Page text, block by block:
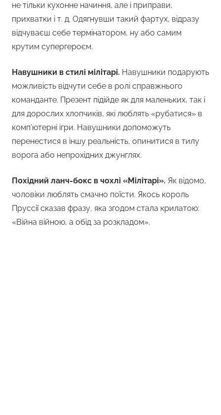
не тільки кухонне начиння, але і приправи,
прихватки і т. д. Одягнувши такий фартух, відразу
відчуваєш себе термінатором, ну або самим
крутим супергероєм.
Навушники в стилі мілітарі. Навушники подарують
можливість відчути себе в ролі справжнього
команданте. Презент підійде як для маленьких, так і
для дорослих хлопчиків, які люблять «рубатися» в
комп’ютерні ігри. Навушники допоможуть
перенестися в іншу реальність, опинитися в тилу
ворога або непрохідних джунглях.
Похідний ланч-бокс в чохлі «Мілітарі». Як відомо,
чоловіки люблять смачно поїсти. Якось король
Пруссії сказав фразу, яка згодом стала крилатою:
«Війна війною, а обід за розкладом».